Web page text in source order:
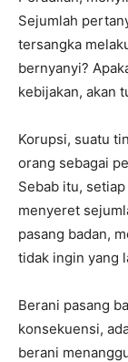
Sejumlah
tersangka
bernyanyi?
kebijakan, akan
Korupsi, suatu
orang sebagai
Sebab itu,
menyeret
pasang badan,
tidak ingin yang
Berani pasang
konsekuensi,
berani